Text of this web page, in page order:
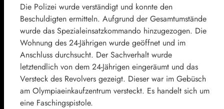
Die Polizei wurde verständigt und konnte den
Beschuldigten ermitteln. Aufgrund der Gesamtumstände
wurde das Spezialeinsatzkommando hinzugezogen. Die
Wohnung des 24-Jährigen wurde geöffnet und im
Anschluss durchsucht. Der Sachverhalt wurde
letztendlich von dem 24-Jährigen eingeräumt und das
Versteck des Revolvers gezeigt. Dieser war im Gebüsch
am Olympiaeinkaufzentrum versteckt. Es handelt sich um
eine Faschingspistole.